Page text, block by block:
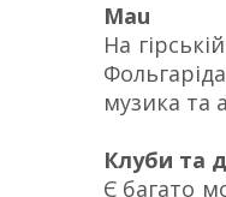
Mau
На
музика та
Клуби та
Є багато